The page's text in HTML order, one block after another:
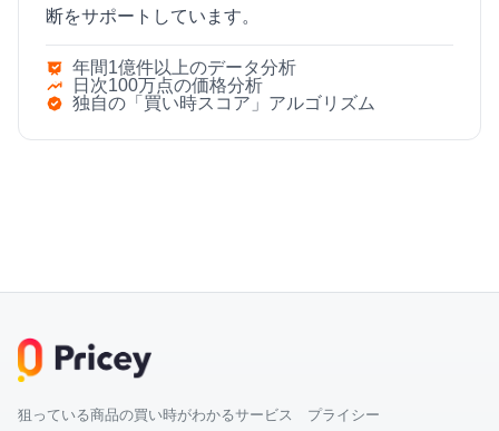
断をサポートしています。
年間1億件以上のデータ分析
日次100万点の価格分析
独自の「買い時スコア」アルゴリズム
狙っている商品の買い時がわかるサービス プライシー